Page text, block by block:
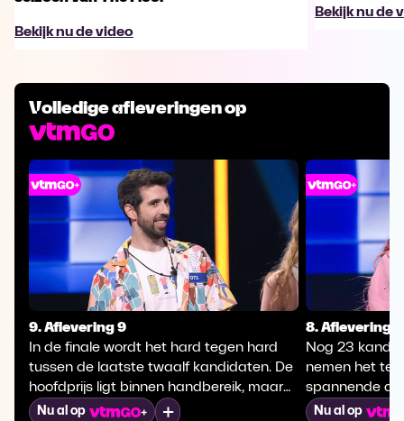
Bekijk nu de video
Bekijk nu de
Volledige afleveringen op
9. Aflevering 9
In de finale wordt het hard tegen hard
tussen de laatste twaalf kandidaten. De
hoofdprijs ligt binnen handbereik, maar
slechts één kandidaat kan het ultieme
Nu al op
8. Aflevering 8
Nog 23
nemen het
spannende
meteen af.
Nu al op